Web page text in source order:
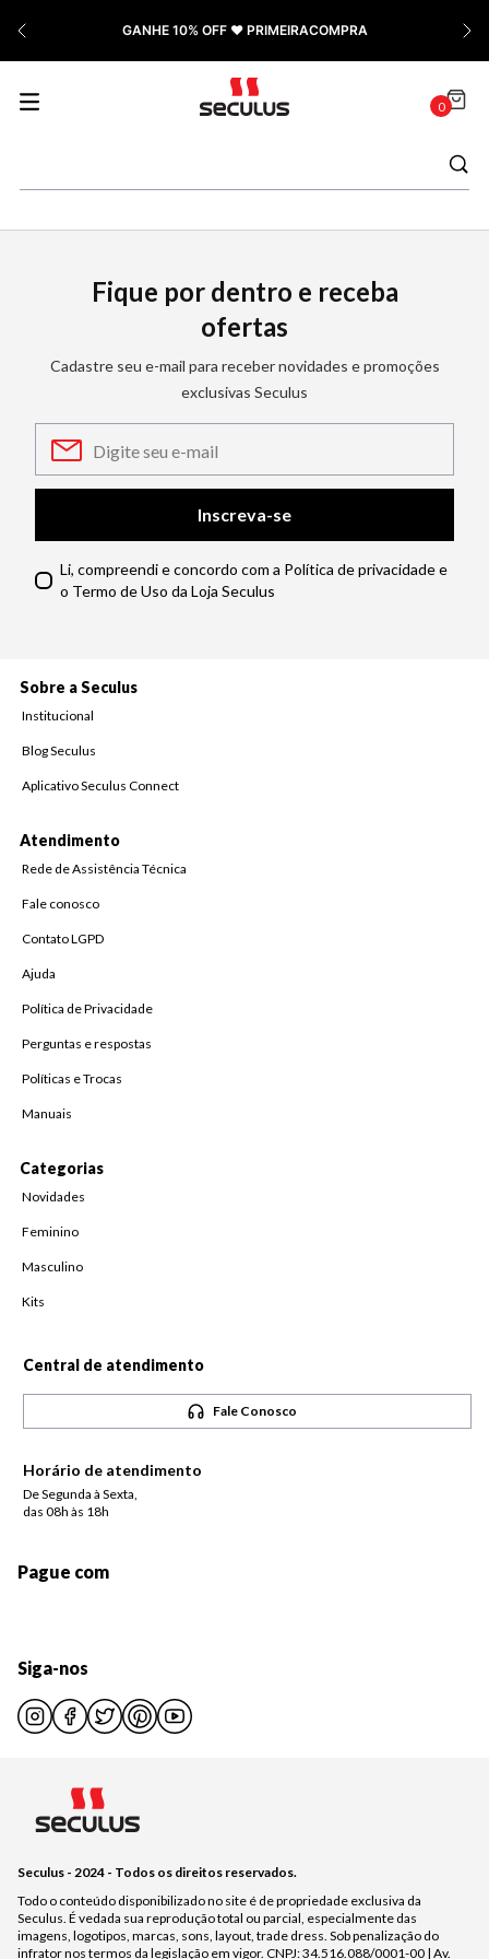
GANHE 10% OFF ❤️ PRIMEIRACOMPRA
0
Fique por dentro e receba
ofertas
Cadastre seu e-mail para receber novidades e promoções
exclusivas Seculus
Inscreva-se
Li, compreendi e concordo com a Política de privacidade e
o Termo de Uso da Loja Seculus
Sobre a Seculus
Institucional
Blog Seculus
Aplicativo Seculus Connect
Atendimento
Rede de Assistência Técnica
Fale conosco
Contato LGPD
Ajuda
Política de Privacidade
Perguntas e respostas
Políticas e Trocas
Manuais
Categorias
Novidades
Feminino
Masculino
Kits
Central de atendimento
Fale Conosco
Horário de atendimento
De Segunda à Sexta,
das 08h às 18h
Pague com
Siga-nos
Seculus - 2024 - Todos os direitos reservados.
Todo o conteúdo disponibilizado no site é de propriedade exclusiva da
Seculus. É vedada sua reprodução total ou parcial, especialmente das
imagens, logotipos, marcas, sons, layout, trade dress. Sob penalização do
infrator nos termos da legislação em vigor. CNPJ: 34.516.088/0001-00 | Av.